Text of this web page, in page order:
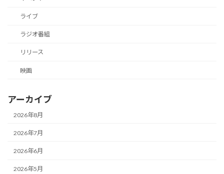
ライブ
ラジオ番組
リリース
映画
アーカイブ
2026年8月
2026年7月
2026年6月
2026年5月